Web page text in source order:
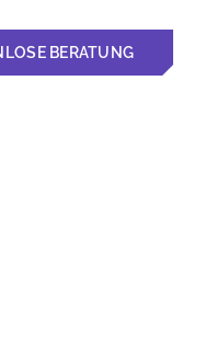
BERATUNG